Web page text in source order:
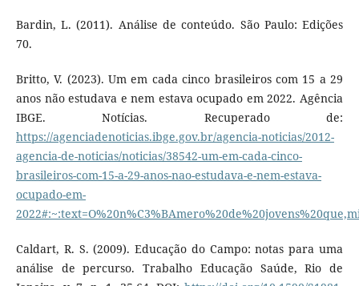
Bardin, L. (2011). Análise de conteúdo. São Paulo: Edições
70.
Britto, V. (2023). Um em cada cinco brasileiros com 15 a 29
anos não estudava e nem estava ocupado em 2022. Agência
IBGE. Notícias. Recuperado de:
https://agenciadenoticias.ibge.gov.br/agencia-noticias/2012-
agencia-de-noticias/noticias/38542-um-em-cada-cinco-
brasileiros-com-15-a-29-anos-nao-estudava-e-nem-estava-
ocupado-em-
Caldart, R. S. (2009). Educação do Campo: notas para uma
análise de percurso. Trabalho Educação Saúde, Rio de